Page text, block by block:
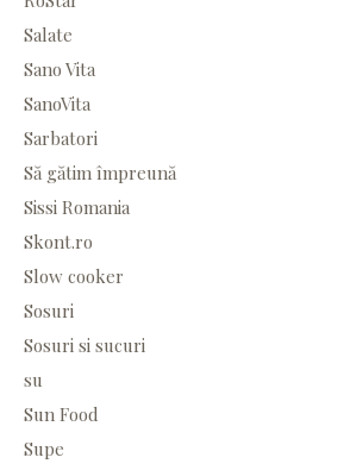
Salate
Sano Vita
SanoVita
Sarbatori
Să gătim împreună
Sissi Romania
Skont.ro
Slow cooker
Sosuri
Sosuri si sucuri
su
Sun Food
Supe